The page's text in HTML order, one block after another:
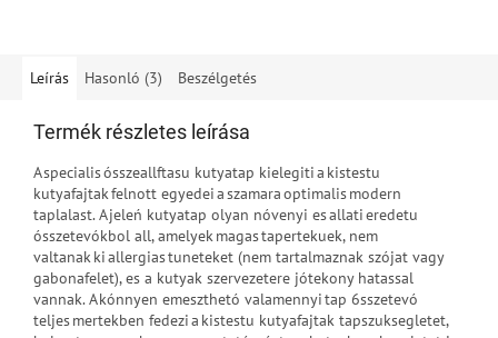
Leírás Hasonló (3) Beszélgetés
Termék részletes leírása
A specialis ósszeallftasu kutyatap kielegiti a kistestu
kutyafajtak felnott egyedei a szamara optimalis modern
taplalast. A jeleń kutyatap olyan nóvenyi es allati eredetu
ósszetevókbol all, amelyek magas tapertekuek, nem
valtanak ki allergias tuneteket (nem tartalmaznak szójat vagy
gabonafelet), es a kutyak szervezetere jótekony hatassal
vannak. A kónnyen emeszthetó valamennyi tap 6sszetevó
teljes mertekben fedezi a kistestu kutyafajtak tapszuksegletet,